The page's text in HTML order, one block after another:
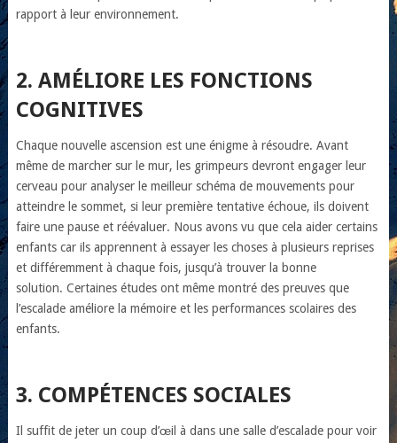
rapport à leur environnement.
2. AMÉLIORE LES FONCTIONS
COGNITIVES
Chaque nouvelle ascension est une énigme à résoudre. Avant
même de marcher sur le mur, les grimpeurs devront engager leur
cerveau pour analyser le meilleur schéma de mouvements pour
atteindre le sommet, si leur première tentative échoue, ils doivent
faire une pause et réévaluer. Nous avons vu que cela aider certains
enfants car ils apprennent à essayer les choses à plusieurs reprises
et différemment à chaque fois, jusqu’à trouver la bonne
solution. Certaines études ont même montré des preuves que
l’escalade améliore la mémoire et les performances scolaires des
enfants.
3. COMPÉTENCES SOCIALES
Il suffit de jeter un coup d’œil à dans une salle d’escalade pour voir